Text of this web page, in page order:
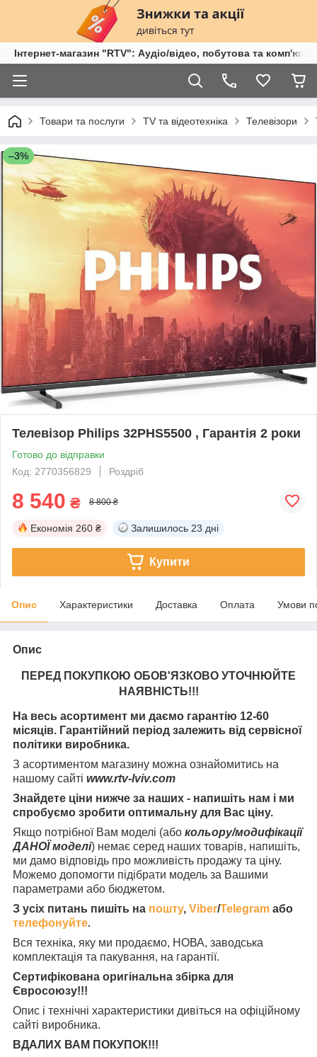
Інтернет-магазин "RTV": Аудіо/відео, побутова та
Товари та послуги TV та відеотехніка Телевізори
–3%
Телевізор Philips 32PHS5500 , Гарантія 2 роки
Готово до відправки
Код: 2770356829
Роздріб
8 540 ₴ 8 800 ₴
Економія 260 ₴ Залишилось 23 дні
Купити
Опис Характеристики Доставка Оплата Умови
Опис
ПЕРЕД ПОКУПКОЮ ОБОВ'ЯЗКОВО УТОЧНЮЙТЕ
НАЯВНІСТЬ!!!
На весь асортимент ми даємо гарантію 12-60
місяців. Гарантійний період залежить від сервісної
політики виробника.
З асортиментом магазину можна ознайомитись на
нашому сайті www.rtv-lviv.com
Знайдете ціни нижче за наших - напишіть нам і ми
спробуємо зробити оптимальну для Вас ціну.
Якщо потрібної Вам моделі (або кольору/модифікації
ДАНОЇ моделі) немає серед наших товарів, напишіть,
ми дамо відповідь про можливість продажу та ціну.
Можемо допомогти підібрати модель за Вашими
параметрами або бюджетом.
З усіх питань пишіть на пошту, Viber/Telegram або
телефонуйте.
Вся техніка, яку ми продаємо, НОВА, заводська
комплектація та пакування, на гарантії.
Сертифікована оригінальна збірка для
Євросоюзу!!!
Опис і технічні характеристики дивіться на офіційному
сайті виробника.
ВДАЛИХ ВАМ ПОКУПОК!!!